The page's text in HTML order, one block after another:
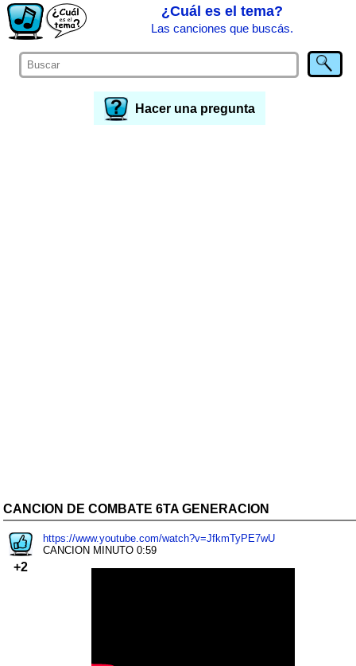
¿Cuál es el tema?
Las canciones que buscás.
Hacer una pregunta
CANCION DE COMBATE 6TA GENERACION
+2
https://www.youtube.com/watch?v=JfkmTyPE7wU
CANCION MINUTO 0:59